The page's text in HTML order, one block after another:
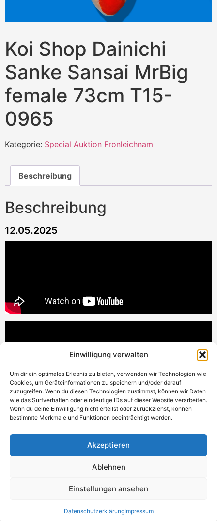
Einwilligung verwalten
Um dir ein optimales Erlebnis zu bieten, verwenden wir Technologien wie
Cookies, um Geräteinformationen zu speichern und/oder darauf
zuzugreifen. Wenn du diesen Technologien zustimmst, können wir Daten
wie das Surfverhalten oder eindeutige IDs auf dieser Website verarbeiten.
Wenn du deine Einwilligung nicht erteilst oder zurückziehst, können
bestimmte Merkmale und Funktionen beeinträchtigt werden.
Akzeptieren
Ablehnen
Einstellungen ansehen
DatenschutzerklärungImpressum
Koi Shop Dainichi
Sanke Sansai MrBig
female 73cm T15-
0965
Kategorie: Special Auktion Fronleichnam
Beschreibung
Beschreibung
12.05.2025
Rechte vorbehalten.
Datenschutzerklärung